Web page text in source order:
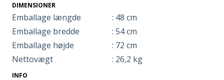
DIMENSIONER
Emballage længde
: 48 cm
Emballage bredde
: 54 cm
Emballage højde
: 72 cm
Nettovægt
: 26,2 kg
INFO